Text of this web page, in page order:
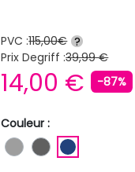
PVC :115,00€ ?
Prix Degriff :39,99 €
14,00 € -87%
Couleur :
GRISGRIS FONCE